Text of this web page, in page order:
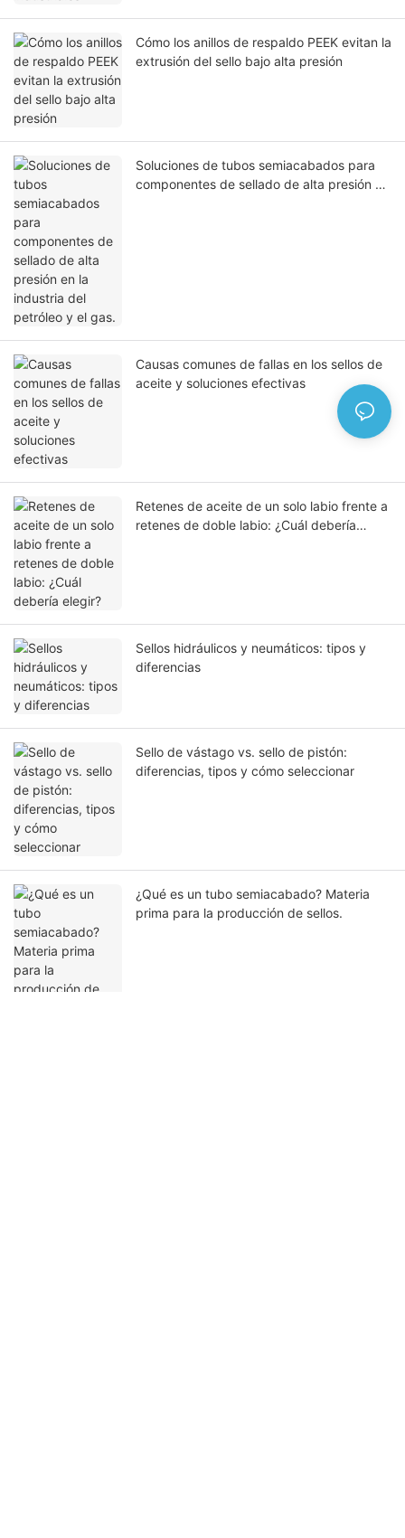
Cómo los anillos de respaldo PEEK evitan la
extrusión del sello bajo alta presión
Soluciones de tubos semiacabados para
componentes de sellado de alta presión en
Causas comunes de fallas en los sellos de
aceite y soluciones efectivas
Retenes de aceite de un solo labio frente a
retenes de doble labio: ¿Cuál debería
Sellos hidráulicos y neumáticos: tipos y
diferencias
Sello de vástago vs. sello de pistón:
diferencias, tipos y cómo seleccionar
¿Qué es un tubo semiacabado? Materia
prima para la producción de sellos.